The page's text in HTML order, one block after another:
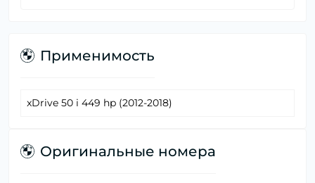
Применимость
xDrive 50 i 449 hp (2012-2018)
Оригинальные номера